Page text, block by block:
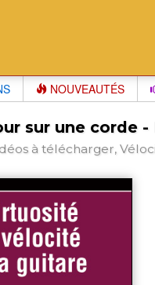
NOUVEAUTÉS
sur une corde -
à télécharger,